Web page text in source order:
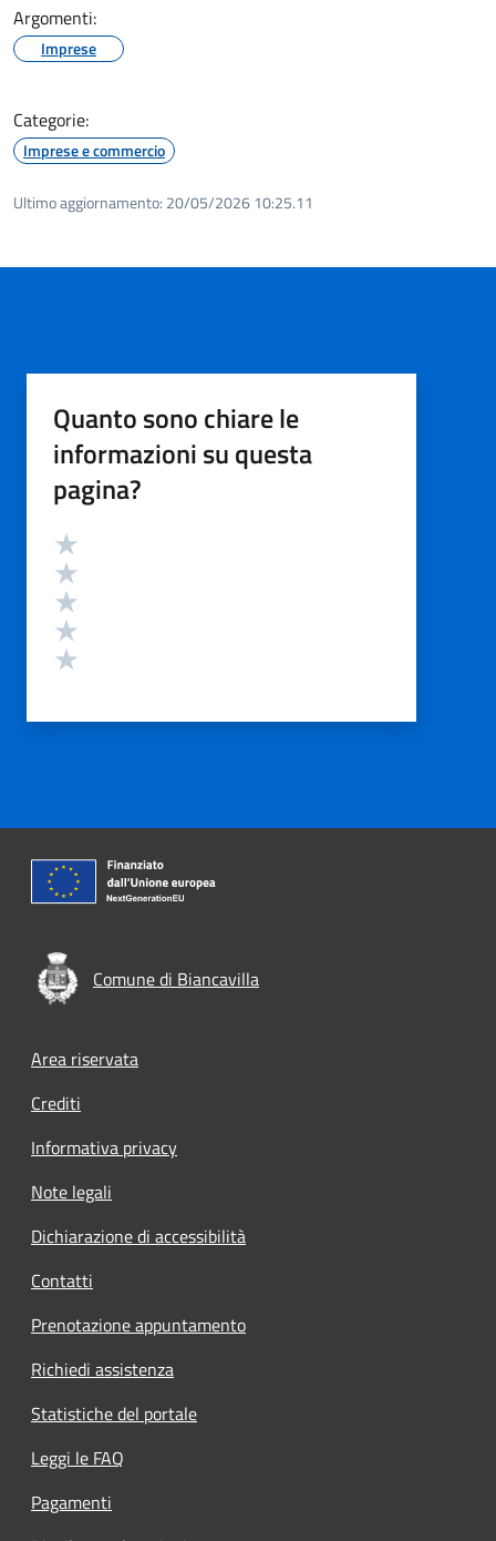
Argomenti:
Imprese
Categorie:
Imprese e commercio
Ultimo aggiornamento: 20/05/2026 10:25.11
Quanto sono chiare le
informazioni su questa
pagina?
Valutazione
Comune di Biancavilla
Footer menu
Area riservata
Crediti
Informativa privacy
Note legali
Dichiarazione di accessibilità
Contatti
Prenotazione appuntamento
Richiedi assistenza
Statistiche del portale
Leggi le FAQ
Pagamenti